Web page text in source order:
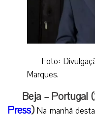
Foto:
Marques.
Beja – Portugal
Press) Na manhã